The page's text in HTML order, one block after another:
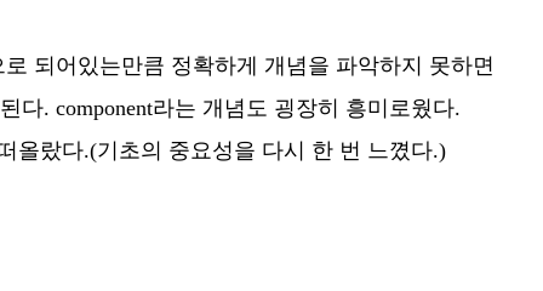
되어있는만큼 정확하게 개념을 파악하지 못하면
. component라는 개념도 굉장히 흥미로웠다.
올랐다.(기초의 중요성을 다시 한 번 느꼈다.)